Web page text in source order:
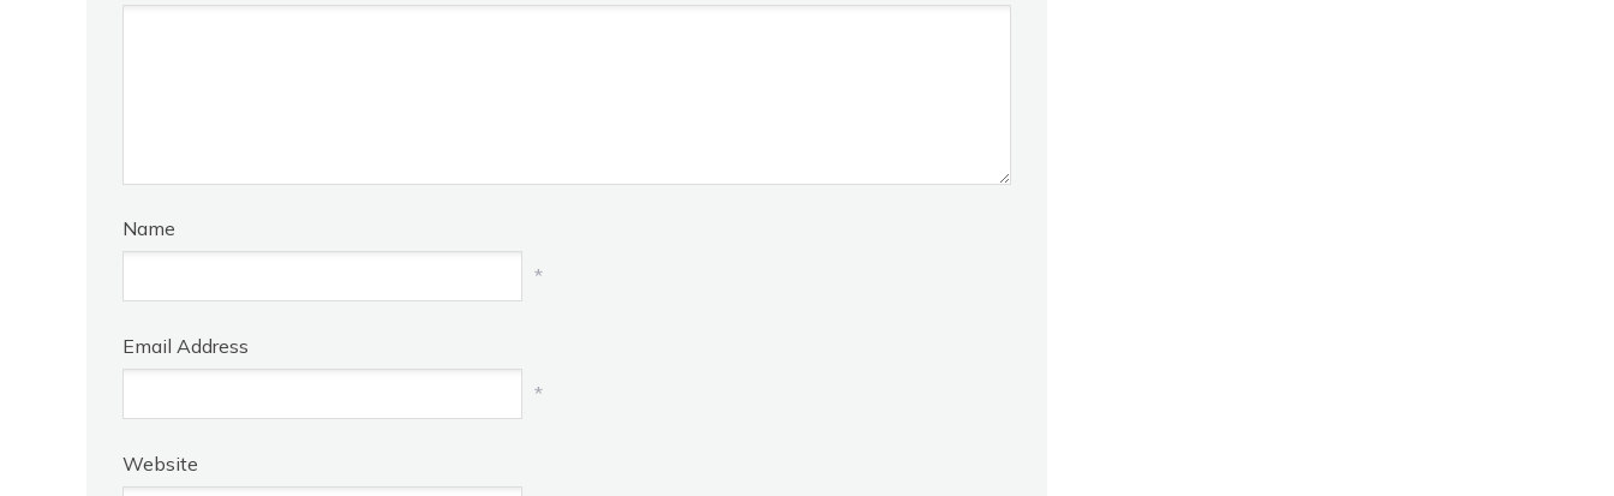
Name
*
Email Address
*
Website